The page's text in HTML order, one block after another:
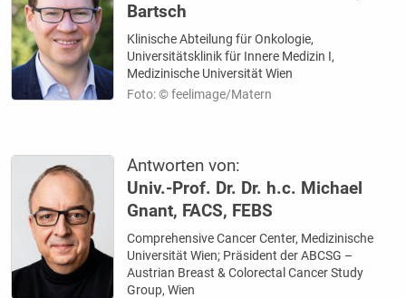
Bartsch
Klinische Abteilung für Onkologie,
Universitätsklinik für Innere Medizin I,
Medizinische Universität Wien
Foto: © feelimage/Matern
Antworten von:
Univ.-Prof. Dr. Dr. h.c. Michael
Gnant, FACS, FEBS
Comprehensive Cancer Center, Medizinische
Universität Wien; Präsident der ABCSG –
Austrian Breast & Colorectal Cancer Study
Group, Wien